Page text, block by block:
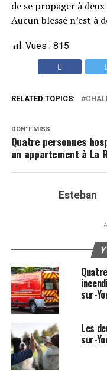
de se propager à
Aucun blessé n’est à
Vues : 815
RELATED TOPICS:
DON'T MISS
Quatre personnes
un appartement à La
Esteban
sur-
Les
sur-